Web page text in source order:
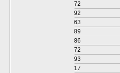
72
92
63
89
86
72
93
17